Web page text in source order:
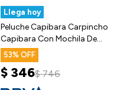
Llega hoy
Peluche Capibara Carpincho
Capibara Con Mochila De
Tortuga
53
$ 346$ 746